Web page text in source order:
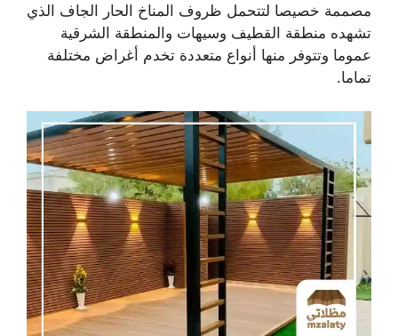
مصممة خصيصا لتتحمل ظروف المناخ الحار الجاف الذي
تشهده منطقة القطيف وسيهات والمنطقة الشرقية
عموما وتتوفر منها أنواع متعددة تخدم أغراض مختلفة
تماما.